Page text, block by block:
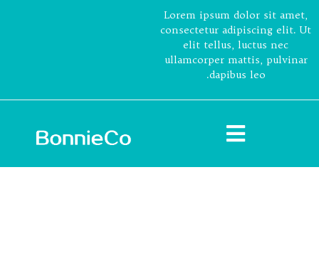
Lorem ipsum dolor sit amet,
consectetur adipiscing elit. Ut
elit tellus, luctus nec
ullamcorper mattis, pulvinar
dapibus leo.